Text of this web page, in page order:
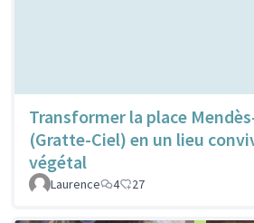
Transformer la place
(Gratte-Ciel) en un lieu
végétal
Laurence 4 27